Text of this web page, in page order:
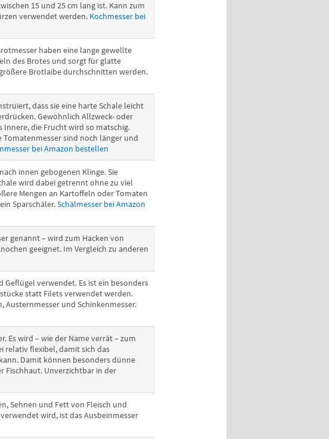
15 und 25 cm lang ist. Kann zum
verwendet werden. Kochmesser bei
haben eine lange gewellte
des Brotes und sorgt für glatte
Brotlaibe durchschnitten werden.
dass sie eine harte Schale leicht
Gewöhnlich Allzweck- oder
Innere, die Frucht wird so matschig.
Tomatenmesser sind noch länger und
bei Amazon bestellen
innen gebogenen Klinge. Sie
wird dabei getrennt ohne zu viel
Mengen an Kartoffeln oder Tomaten
Sparschäler.Schälmesser bei Amazon
genannt – wird zum Hacken von
geeignet. Im Vergleich zu anderen
Geflügel verwendet. Es ist ein besonders
statt Filets verwendet werden.
Austernmesser und Schinkenmesser.
Es wird – wie der Name verrät – zum
relativ flexibel, damit sich das
Damit können besonders dünne
Fischhaut. Unverzichtbar in der
Sehnen und Fett von Fleisch und
wird, ist das Ausbeinmesser